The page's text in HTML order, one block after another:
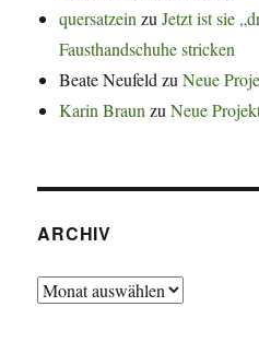
quersatzein zuJetzt ist sie
Fausthandschuhe stricken
Beate Neufeld zuNeue
Karin Braun zuNeue
ARCHIV
Archiv